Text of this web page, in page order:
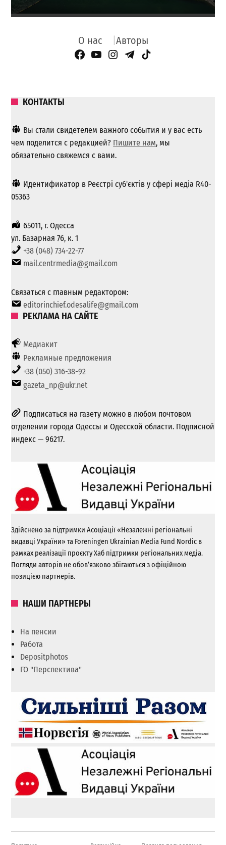
О нас Авторы
Facebook Page
YouTube
Instagram
Telegram
TikTok
КОНТАКТЫ
Вы стали свидетелем важного события и у вас есть
чем поделится с редакцией? Пишите нам, мы
обязательно свяжемся с вами.
Идентификатор в Реєстрі суб'єктів у сфері медіа R40-
05363
65011, г. Одесса
ул. Базарная 76, к. 1
+38 (048) 734-22-77
mail.centrmedia@gmail.com
Связаться с главным редактором:
editorinchief.odesalife@gmail.com
РЕКЛАМА НА САЙТЕ
Медиакит
Рекламные предложения
+38 (050) 316-38-92
gazeta_np@ukr.net
Подписаться на газету можно в любом почтовом
отделении города Одессы и Одесской области. Подписной
индекс — 96217.
Здійснено за підтримки Асоціації «Незалежні регіональні
видавці України» та Foreningen Ukrainian Media Fund Nordic в
рамках реалізації проєкту Хаб підтримки регіональних медіа.
Погляди авторів не обов’язково збігаються з офіційною
позицією партнерів.
НАШИ ПАРТНЕРЫ
На пенсии
Работа
Depositphotos
ГО "Перспектива"